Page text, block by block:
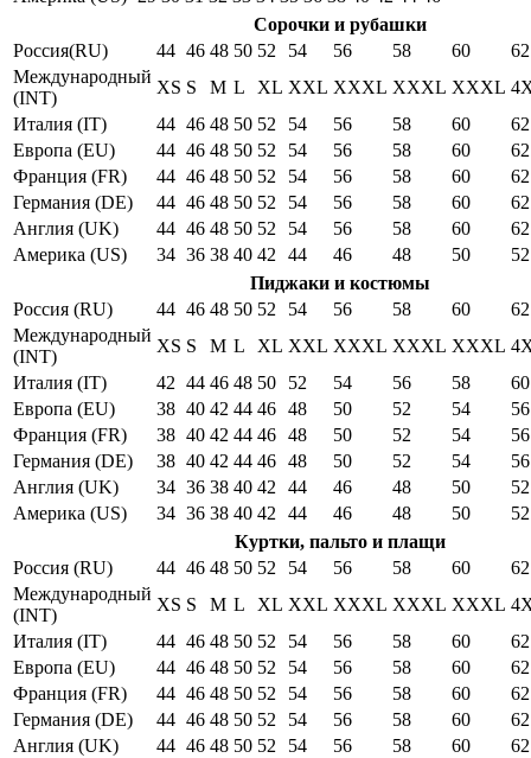
Сорочки и рубашки
Россия(RU)
44 46 48 50 52 54 56 58 60
62
Международный
(INT)
XS S M L XL XXL XXXL XXXL XXXL
Италия (IT)
44 46 48 50 52 54 56 58 60
62
Европа (EU)
44 46 48 50 52 54 56 58 60
62
Франция (FR)
44 46 48 50 52 54 56 58 60
62
Германия (DE)
44 46 48 50 52 54 56 58 60
62
Англия (UK)
44 46 48 50 52 54 56 58 60
62
Америка (US)
34 36 38 40 42 44 46 48 50
52
Пиджаки и костюмы
Россия (RU)
44 46 48 50 52 54 56 58 60
62
Международный
(INT)
XS S M L XL XXL XXXL XXXL XXXL
Италия (IT)
42 44 46 48 50 52 54 56 58
60
Европа (EU)
38 40 42 44 46 48 50 52 54
56
Франция (FR)
38 40 42 44 46 48 50 52 54
56
Германия (DE)
38 40 42 44 46 48 50 52 54
56
Англия (UK)
34 36 38 40 42 44 46 48 50
52
Америка (US)
34 36 38 40 42 44 46 48 50
52
Куртки, пальто и плащи
Россия (RU)
44 46 48 50 52 54 56 58 60
62
Международный
(INT)
XS S M L XL XXL XXXL XXXL XXXL
Италия (IT)
44 46 48 50 52 54 56 58 60
62
Европа (EU)
44 46 48 50 52 54 56 58 60
62
Франция (FR)
44 46 48 50 52 54 56 58 60
62
Германия (DE)
44 46 48 50 52 54 56 58 60
62
Англия (UK)
44 46 48 50 52 54 56 58 60
62